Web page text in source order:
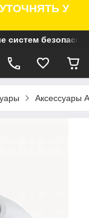
У
систем
Аксессуары